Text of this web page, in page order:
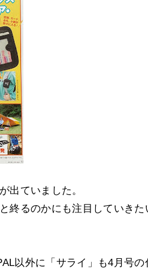
出ていました。
終るのかにも注目していきた
以外に「サライ」も4月号の